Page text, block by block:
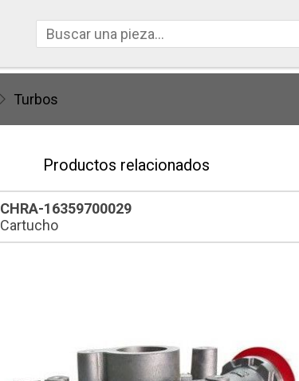
Turbos
Productos relacionados
CHRA-16359700029
Cartucho